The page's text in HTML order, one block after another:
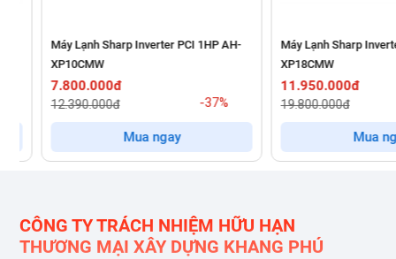
Công nghệ Dual Inverter và Jet Cool tối ưu hiệu
Điểm cốt lõi tạo nên sự khác biệt về hiệu năng cho dòng máy
cho phép máy nén hoạt động với dải tần số rộng hơn, không
Khi cần làm mát tức thì sau khi đi ngoài nắng về, chế độ Jet
Luồng hơi lạnh mạnh mẽ nhưng được điều tiết tinh tế giúp
Máy Lạnh Sharp Inverter PCI 1HP AH-
XP10CMW
7.800.000đ
12.390.000đ -37%
Mua ngay
Máy Lạnh Sharp Inverter
XP18CMW
11.950.000đ
19.800.000đ
Mua ngay
CÔNG TY TRÁCH NHIỆM HỮU HẠN
THƯƠNG MẠI XÂY DỰNG KHANG PHÚ